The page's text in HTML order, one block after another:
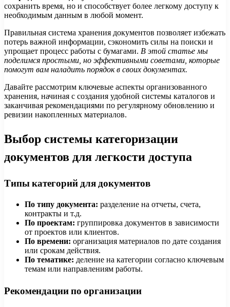
сохранить время, но и способствует более легкому доступу к
необходимым данным в любой момент.
Правильная система хранения документов позволяет избежать
потерь важной информации, сэкономить силы на поиски и
упрощает процесс работы с бумагами. В этой статье мы
поделимся простыми, но эффективными советами, которые
помогут вам наладить порядок в своих документах.
Давайте рассмотрим ключевые аспекты организованного
хранения, начиная с создания удобной системы каталогов и
заканчивая рекомендациями по регулярному обновлению и
ревизии накопленных материалов.
Выбор системы категоризации
документов для легкости доступа
Типы категорий для документов
По типу документа: разделение на отчеты, счета,
контракты и т.д.
По проектам: группировка документов в зависимости
от проектов или клиентов.
По времени: организация материалов по дате создания
или срокам действия.
По тематике: деление на категории согласно ключевым
темам или направлениям работы.
Рекомендации по организации